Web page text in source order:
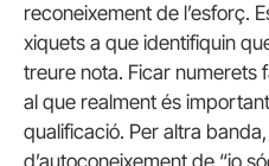
reconeixement de l’esforç.
xiquets a que identifiquin
treure nota. Ficar numerets
al que realment és
qualificació. Per altra